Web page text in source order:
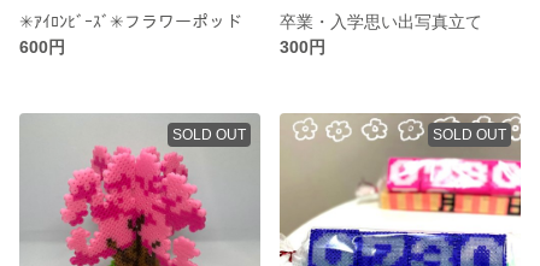
✳︎ｱｲﾛﾝﾋﾞｰｽﾞ✳︎フラワーポッド
600円
卒業・入学思い出写真立て
300円
SOLD OUT SOLD OUT